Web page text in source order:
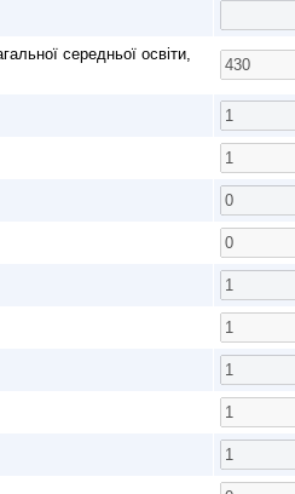
середньої освіти,